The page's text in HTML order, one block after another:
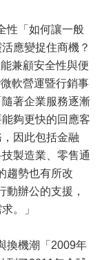
性「如何讓一般
應變捉住商機？
兼顧安全性與便
軟營運暨行銷事
著企業服務逐漸
夠更快的回應客
因此包括金融
製造業、零售通
趨勢也有所改
辦公的支援，
。」
換機潮「2009年